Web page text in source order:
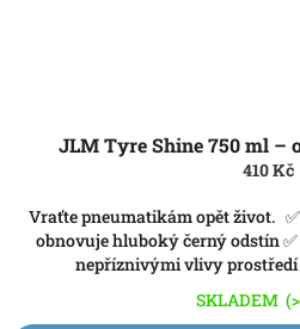
JLM Tyre Shine 750 ml –
410 Kč
Vraťte pneumatikám opět život.
obnovuje hluboký černý odstín
nepříznivými vlivy prostředí
SKLADEM